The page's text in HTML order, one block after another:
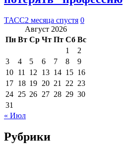
ТАСС2 месяца спустя 0
Август 2026
Пн Вт Ср Чт Пт Сб Вс
1
2
3
4 5 6 7 8
9
10 11 12 13 14 15 16
17 18 19 20 21 22 23
24 25 26 27 28 29 30
31
« Июл
Рубрики